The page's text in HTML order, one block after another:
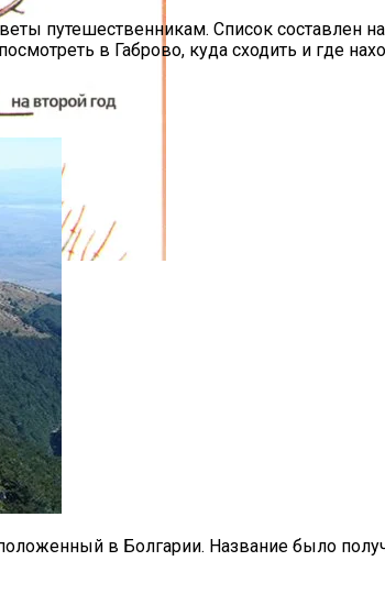
путешественникам. Список составлен
в Габрово, куда сходить и где
в Болгарии. Название было